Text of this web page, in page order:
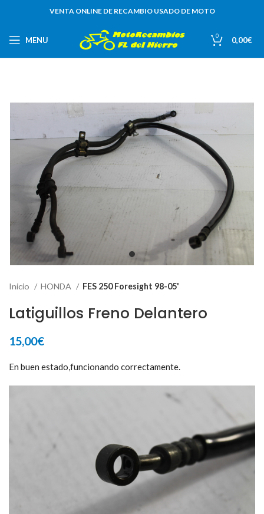
VENTA ONLINE DE RECAMBIO USADO DE MOTO
MENU 0 0,00€
Inicio HONDA FES 250 Foresight 98-05'
Latiguillos Freno Delantero
15,00€
En buen estado,funcionando correctamente.